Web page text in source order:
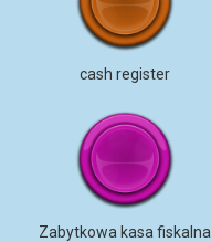
cash register
Zabytkowa kasa fiskalna